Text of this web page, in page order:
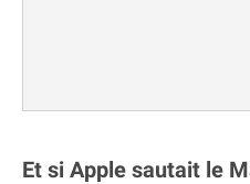
Et si Apple sautait le